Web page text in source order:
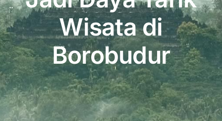
BLU
Wisata di
Borobudur